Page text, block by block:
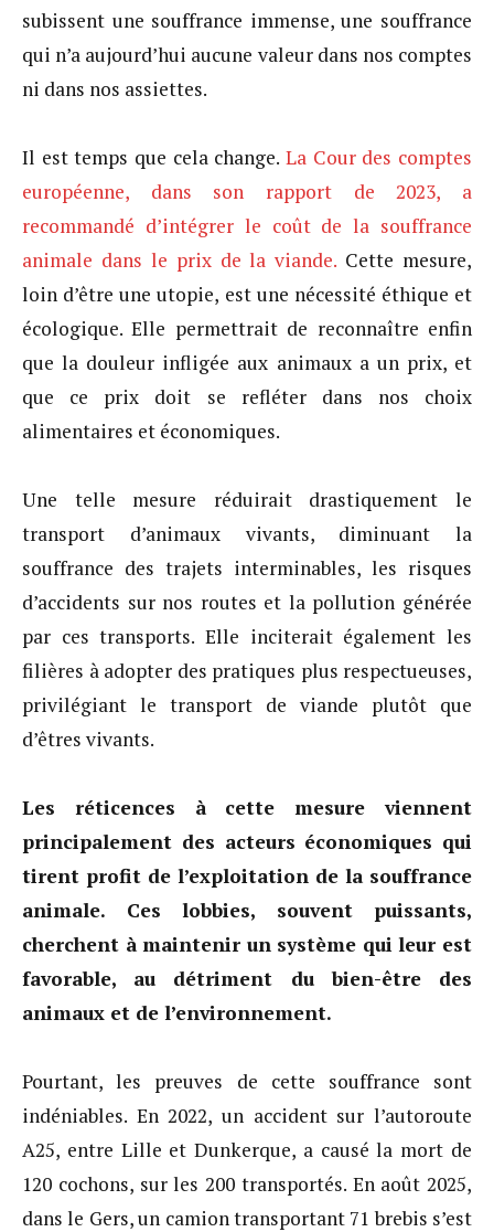
subissent une souffrance immense, une souffrance
qui n’a aujourd’hui aucune valeur dans nos comptes
ni dans nos assiettes.
Il est temps que cela change. La Cour des comptes
européenne, dans son rapport de 2023, a
recommandé d’intégrer le coût de la souffrance
animale dans le prix de la viande. Cette mesure,
loin d’être une utopie, est une nécessité éthique et
écologique. Elle permettrait de reconnaître enfin
que la douleur infligée aux animaux a un prix, et
que ce prix doit se refléter dans nos choix
alimentaires et économiques.
Une telle mesure réduirait drastiquement le
transport d’animaux vivants, diminuant la
souffrance des trajets interminables, les risques
d’accidents sur nos routes et la pollution générée
par ces transports. Elle inciterait également les
filières à adopter des pratiques plus respectueuses,
privilégiant le transport de viande plutôt que
d’êtres vivants.
Les réticences à cette mesure viennent
principalement des acteurs économiques qui
tirent profit de l’exploitation de la souffrance
animale. Ces lobbies, souvent puissants,
cherchent à maintenir un système qui leur est
favorable, au détriment du bien-être des
animaux et de l’environnement.
Pourtant, les preuves de cette souffrance sont
indéniables. En 2022, un accident sur l’autoroute
A25, entre Lille et Dunkerque, a causé la mort de
120 cochons, sur les 200 transportés. En août 2025,
dans le Gers, un camion transportant 71 brebis s’est